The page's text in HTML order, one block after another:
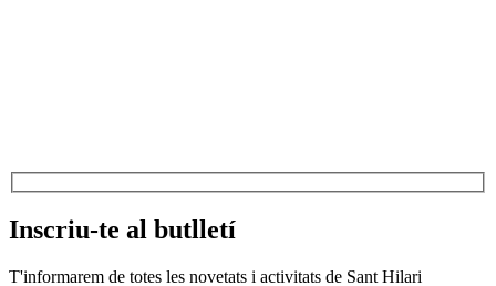
Inscriu-te al butlletí
T'informarem de totes les novetats i activitats de Sant Hilari